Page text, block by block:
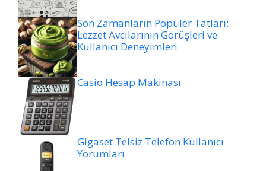
Son Zamanların Popüler Tatları:
Lezzet Avcılarının Görüşleri ve
Kullanıcı Deneyimleri
Casio Hesap Makinası
Gigaset Telsiz Telefon Kullanıcı
Yorumları